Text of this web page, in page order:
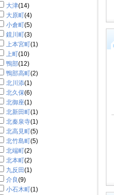
大津(14)
大原町(4)
小倉町(5)
鏡川町(3)
上本宮町(1)
上町(10)
鴨部(12)
鴨部高町(2)
北川添(1)
北久保(6)
北御座(1)
北新田町(1)
北秦泉寺(1)
北高見町(5)
北竹島町(5)
北端町(2)
北本町(2)
九反田(1)
介良(9)
小石木町(1)